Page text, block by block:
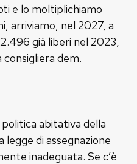
e lo moltiplichiamo
arriviamo, nel 2027, a
già liberi nel 2023,
dem.
abitativa della
legge di assegnazione
inadeguata. Se c’è